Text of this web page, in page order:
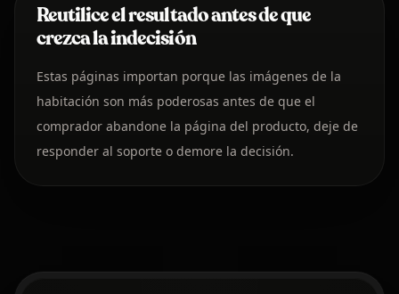
Reutilice el resultado antes de que
crezca la indecisión
Estas páginas importan porque las imágenes de la
habitación son más poderosas antes de que el
comprador abandone la página del producto, deje de
responder al soporte o demore la decisión.